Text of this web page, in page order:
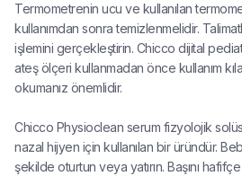
Termometrenin ucu ve kullanılan
kullanımdan sonra temizlenmelidir.
işlemini gerçekleştirin. Chicco dijital
ateş ölçeri kullanmadan önce kullanım
okumanız önemlidir.
Chicco Physioclean serum fizyolojik
nazal hijyen için kullanılan bir üründür.
şekilde oturtun veya yatırın. Başını